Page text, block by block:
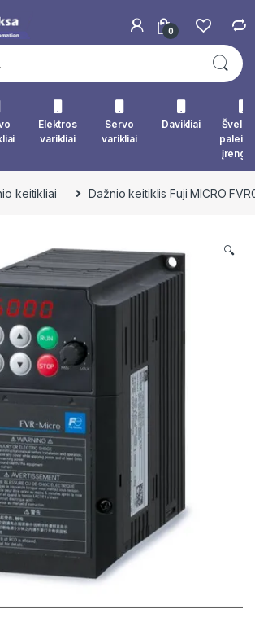
0
Elektros
varikliai
Servo
varikliai
Davikliai
keitikliai Dažnio keitiklis Fuji MICRO
🔍